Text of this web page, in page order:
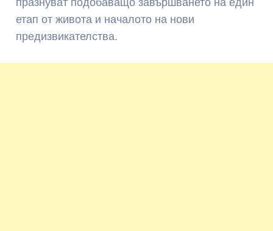
празнуват подобаващо завършването на един
етап от живота и началото на нови
предизвикателства.